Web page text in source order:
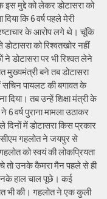
मुद्दे को लेकर डोटासरा को
कि 6 वर्ष पहले मेरी
के आरोप लगे थे। चूंकि
को रिश्वतखोर नहीं
ने डोटासरा पर भी रिश्वत लेने
मुख्यमंत्री बने तब डोटासरा
सचिन पायलट की बगावत के
दिया। तब उन्हें शिक्षा मंत्री के
वर्ष पुराना मामला उठाकर
दिनों में डोटासरा किस प्रकार
सीएम गहलोत ने जयपुर से
को स्वयं की लोकप्रियता
तो उनके कैमरा मैन पहले से ही
हाल चाल पूछे। कई
भी की। गहलोत ने एक कुली